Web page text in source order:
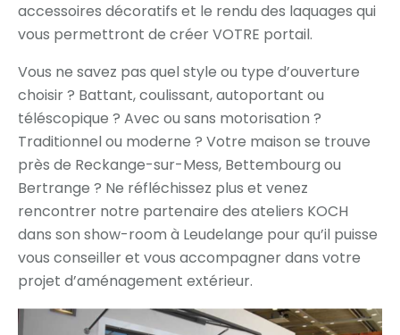
accessoires décoratifs et le rendu des laquages qui
vous permettront de créer VOTRE portail.
Vous ne savez pas quel style ou type d’ouverture
choisir ? Battant, coulissant, autoportant ou
téléscopique ? Avec ou sans motorisation ?
Traditionnel ou moderne ? Votre maison se trouve
près de Reckange-sur-Mess, Bettembourg ou
Bertrange ? Ne réfléchissez plus et venez
rencontrer notre partenaire des ateliers KOCH
dans son show-room à Leudelange pour qu’il puisse
vous conseiller et vous accompagner dans votre
projet d’aménagement extérieur.